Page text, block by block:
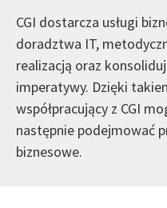
CGI dostarcza usługi
doradztwa IT,
realizacją oraz
imperatywy. Dzięki
współpracujący z CGI
następnie podejmować
biznesowe.